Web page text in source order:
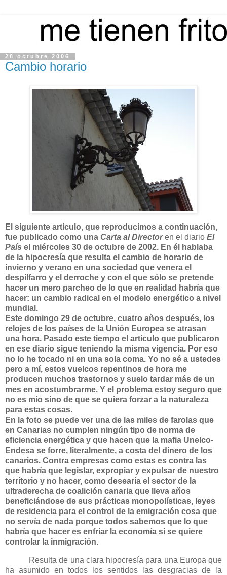
28 octubre 2006
Cambio horario
El siguiente artículo, que reproducimos a continuación,
fue publicado como una Carta al Directoren el diario El
País el miércoles 30 de octubre de 2002. En él hablaba
de la hipocresía que resulta el cambio de horario de
invierno y verano en una sociedad que venera el
despilfarro y el derroche y con el que sólo se pretende
hacer un mero parcheo de lo que en realidad habría que
hacer: un cambio radical en el modelo energético a nivel
mundial.
Este domingo 29 de octubre, cuatro años después, los
relojes de los países de la Unión Europea se atrasan
una hora. Pasado este tiempo el artículo que publicaron
en ese diario sigue teniendo la misma vigencia. Por eso
no lo he tocado ni en una sola coma. Yo no sé a ustedes
pero a mí, estos vuelcos repentinos de hora me
producen muchos trastornos y suelo tardar más de un
mes en acostumbrarme. Y el problema estoy seguro que
no es mío sino de que se quiera forzar a la naturaleza
para estas cosas.
En la foto se puede ver una de las miles de farolas que
en Canarias no cumplen ningún tipo de norma de
eficiencia energética y que hacen que la mafia Unelco-
Endesa se forre, literalmente, a costa del dinero de los
canarios. Contra empresas como estas es contra las
que habría que legislar, expropiar y expulsar de nuestro
territorio y no hacer, como desearía el sector de la
ultraderecha de coalición canaria que lleva años
beneficiándose de sus prácticas monopolísticas, leyes
de residencia para el control de la emigración cosa que
no servía de nada porque todos sabemos que lo que
habría que hacer es enfriar la economía si se quiere
controlar la inmigración.
Resulta de una clara hipocresía para una Europa que
ha asumido en todos los sentidos las desgracias de la